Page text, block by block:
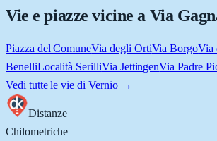
Vie e piazze vicine a Via
Piazza del ComuneVia degli OrtiVia BorgoVia
BenelliLocalità SerilliVia JettingenVia Padre
Vedi tutte le vie di Vernio→
Distanze
Chilometriche